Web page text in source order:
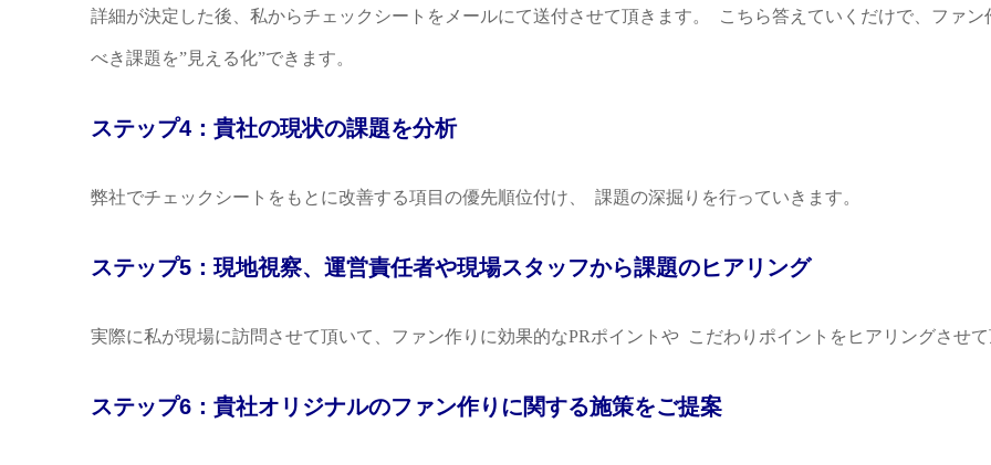
詳細が決定した後、私からチェックシートをメールにて送付させて頂きます。 こちら答えていくだけで、ファ
べき課題を”見える化”できます。
ステップ4：貴社の現状の課題を分析
弊社でチェックシートをもとに改善する項目の優先順位付け、 課題の深掘りを行っていきます。
ステップ5：現地視察、運営責任者や現場スタッフから課題のヒアリング
実際に私が現場に訪問させて頂いて、ファン作りに効果的なPRポイントや こだわりポイントをヒアリングさせて
ステップ6：貴社オリジナルのファン作りに関する施策をご提案